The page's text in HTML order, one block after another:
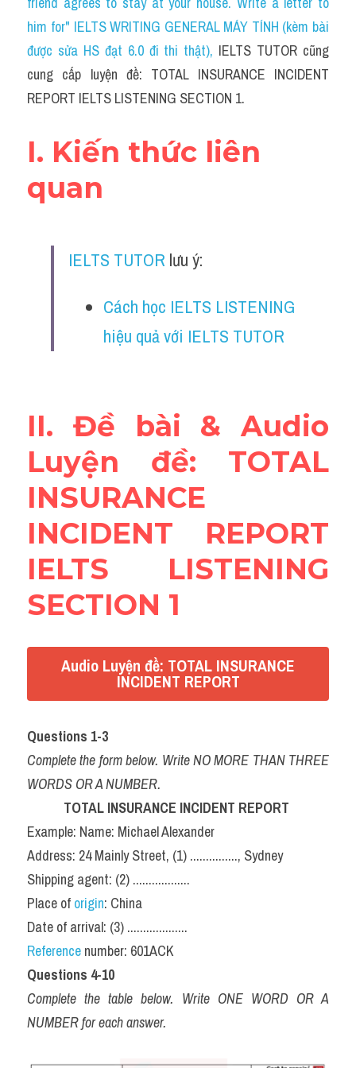
Cam
Series luyện nghe Tiếng Anh cùng IELTS T
Health and Medicine
Technology
Advice
Listening
Education
him for" IELTS WRITING GENERAL MÁY TÍNH (kèm bài
được sửa HS đạt 6.0 đi thi thật), IELTS TUTOR cũng
cung cấp luyện đề: TOTAL INSURANCE INCIDENT
REPORT IELTS LISTENING SECTION 1.
I. Kiến thức liên
quan
IELTS TUTOR lưu ý:
Cách học IELTS LISTENING
hiệu quả với IELTS TUTOR
II. Đề bài & Audio
Luyện đề: TOTAL
INSURANCE
INCIDENT REPORT
IELTS LISTENING
SECTION 1
Audio Luyện đề: TOTAL INSURANCE
INCIDENT REPORT
Questions 1-3
Complete the form below. Write NO MORE THAN THREE
WORDS OR A NUMBER.
TOTAL INSURANCE INCIDENT REPORT
Example: Name: Michael Alexander
Address: 24 Mainly Street, (1) ..............., Sydney
Shipping agent: (2) ..................
Place of origin: China
Date of arrival: (3) ...................
Reference number: 601ACK
Questions 4-10
Complete the table below. Write ONE WORD OR A
NUMBER for each answer.